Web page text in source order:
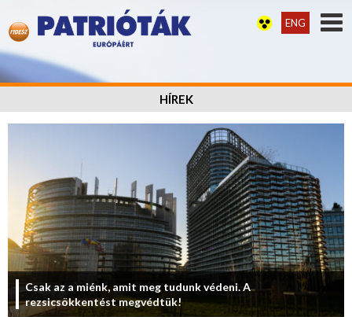
ENG
HÍREK
Csak az a miénk, amit meg tudunk védeni. A
rezsicsökkentést megvédtük!